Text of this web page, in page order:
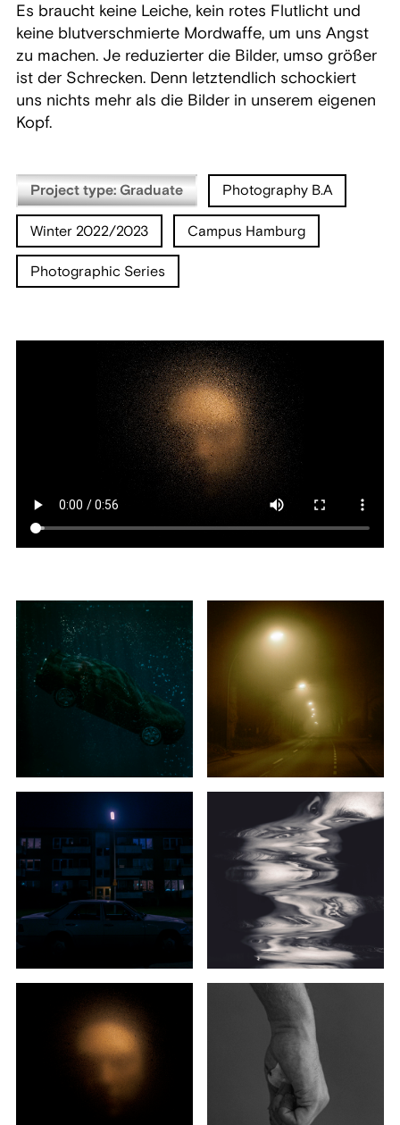
Es braucht keine Leiche, kein rotes Flutlicht und
keine blutverschmierte Mordwaffe, um uns Angst
zu machen. Je reduzierter die Bilder, umso größer
ist der Schrecken. Denn letztendlich schockiert
uns nichts mehr als die Bilder in unserem eigenen
Kopf.
Project type: Graduate Photography B.A
Winter 2022/2023 Campus Hamburg
Photographic Series